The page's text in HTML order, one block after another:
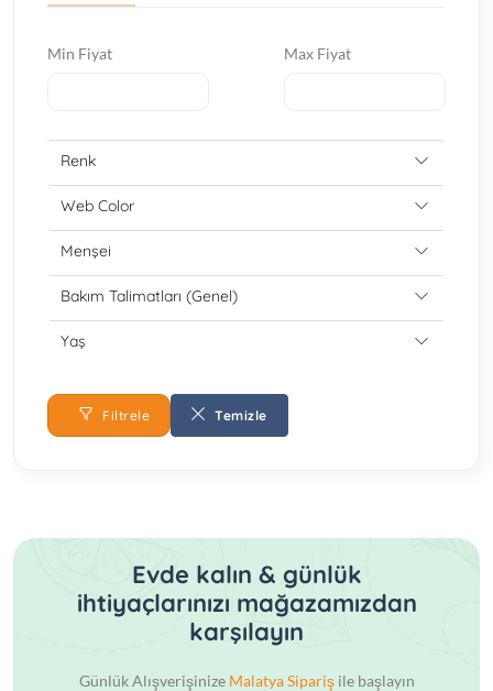
Min Fiyat Max Fiyat
Renk
Web Color
Menşei
Bakım Talimatları (Genel)
Yaş
Filtrele Temizle
Evde kalın & günlük
ihtiyaçlarınızı mağazamızdan
karşılayın
Günlük Alışverişinize Malatya Siparişile başlayın